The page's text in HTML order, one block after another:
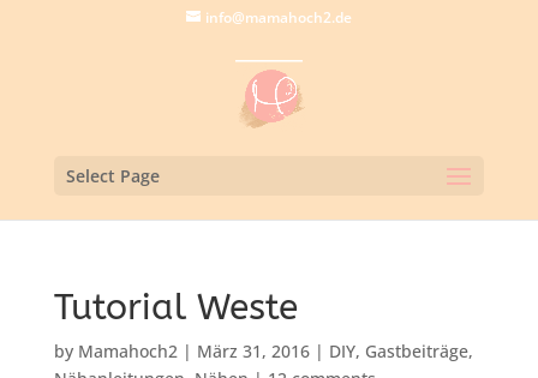
info@mamahoch2.de
Select Page
Tutorial Weste
by Mamahoch2| März 31, 2016| DIY, Gastbeiträge,